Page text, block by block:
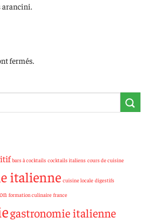
arancini.
fermés.
bars à cocktails cocktails italiens cours de cuisine
italienne cuisine locale digestifs
formation culinaire france
gastronomie italienne